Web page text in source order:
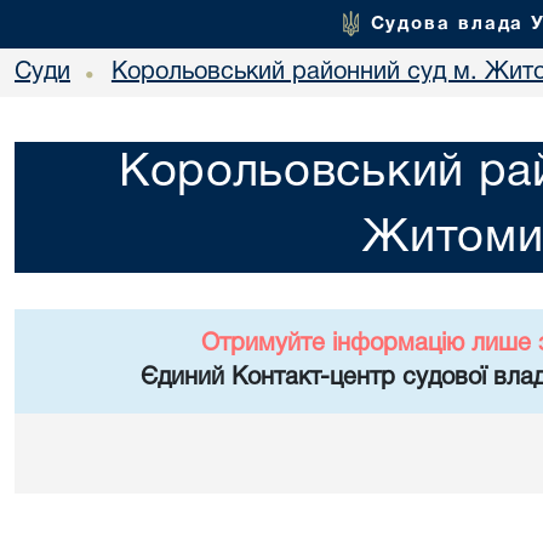
Судова влада
Суди • Корольовський районний суд м.
Корольовський
Отримуйте інформацію лише
Єдиний Контакт-центр судової